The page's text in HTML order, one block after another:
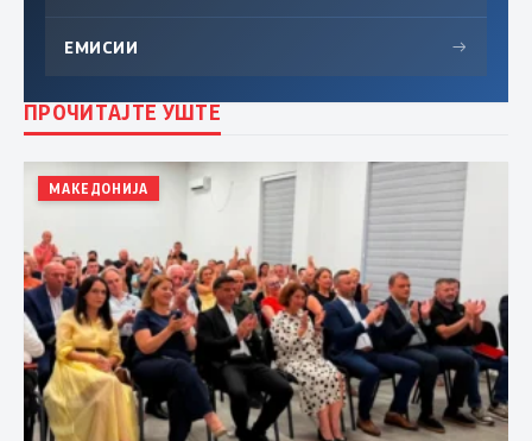
ЕМИСИИ →
ПРОЧИТАЈТЕ УШТЕ
МАКЕДОНИЈА